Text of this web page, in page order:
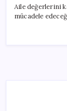
Aile değerlerini
mücadele